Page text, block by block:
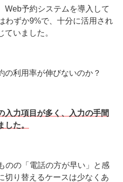
Web予約システムを導入して
わずか9%で、十分に活用され
ていました。
の利用率が伸びないのか？
入力項目が多く、入力の手間
した。
のの「電話の方が早い」と感
切り替えるケースは少なくあ